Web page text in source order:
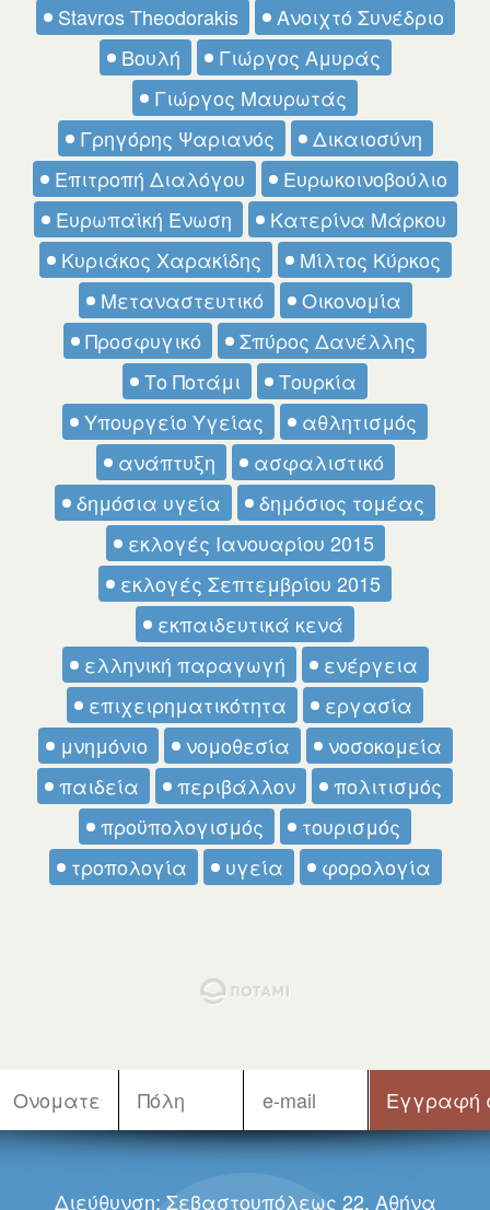
Stavros Theodorakis
Ανοιχτό Συνέδριο
Βουλή
Γιώργος Αμυράς
Γιώργος Μαυρωτάς
Γρηγόρης Ψαριανός
Δικαιοσύνη
Επιτροπή Διαλόγου
Ευρωκοινοβούλιο
Ευρωπαϊκή Ένωση
Κατερίνα Μάρκου
Κυριάκος Χαρακίδης
Μίλτος Κύρκος
Μεταναστευτικό
Οικονομία
Προσφυγικό
Σπύρος Δανέλλης
Το Ποτάμι
Τουρκία
Υπουργείο Υγείας
αθλητισμός
ανάπτυξη
ασφαλιστικό
δημόσια υγεία
δημόσιος τομέας
εκλογές Ιανουαρίου 2015
εκλογές Σεπτεμβρίου 2015
εκπαιδευτικά κενά
ελληνική παραγωγή
ενέργεια
επιχειρηματικότητα
εργασία
μνημόνιο
νομοθεσία
νοσοκομεία
παιδεία
περιβάλλον
πολιτισμός
προϋπολογισμός
τουρισμός
τροπολογία
υγεία φορολογία
Διεύθυνση: Σεβαστουπόλεως 22, Αθήνα